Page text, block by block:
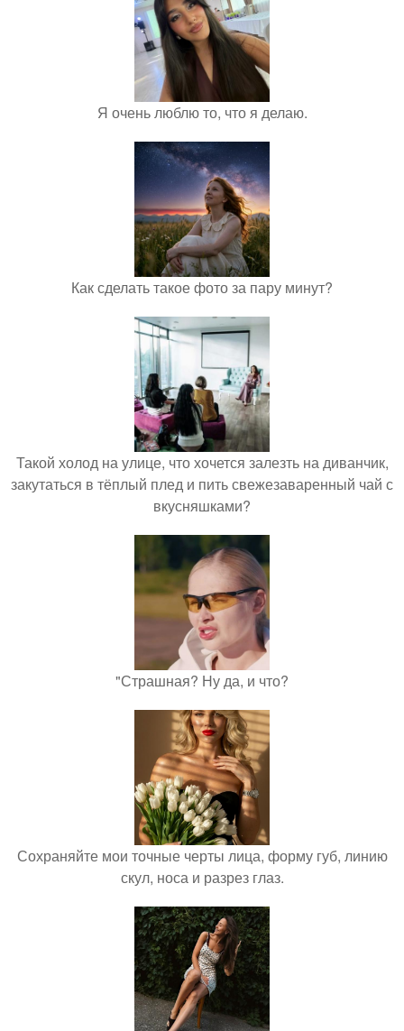
Я очень люблю то, что я делаю.
Как сделать такое фото за пару минут?
Такой холод на улице, что хочется залезть на диванчик,
закутаться в тёплый плед и пить свежезаваренный чай с
вкусняшками?
"Страшная? Ну да, и что?
Сохраняйте мои точные черты лица, форму губ, линию
скул, носа и разрез глаз.